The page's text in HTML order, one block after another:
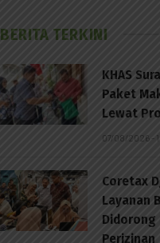
BERITA TERKINI
KHAS
Paket
Lewat
07/08/2026 -
Coretax
Layanan
Didorong
Perizinan